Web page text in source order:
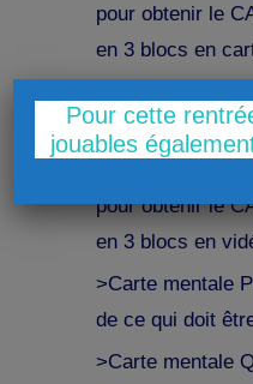
pour obtenir le
en 3 blocs en
une salle
pour obtenir le
en 3 blocs en
>Carte mentale
de ce qui doit
>Carte mentale
Pour cette
jouables